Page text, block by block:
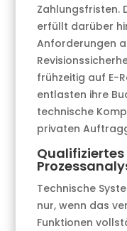
Zahlungsfristen.
erfüllt darüber
Anforderungen
frühzeitig auf E-
entlasten ihre
technische
privaten
Technische
nur, wenn das
Funktionen